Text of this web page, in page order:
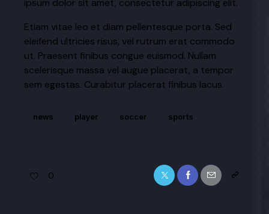
Etiam vitae leo et diam pellentesque porta. Sed
eleifend ultricies risus, vel rutrum erat commodo
ut. Praesent finibus congue euismod. Nullam
scelerisque massa vel augue placerat, a tempor
sem egestas. Curabitur placerat finibus lacus.
news player soccer sports
0